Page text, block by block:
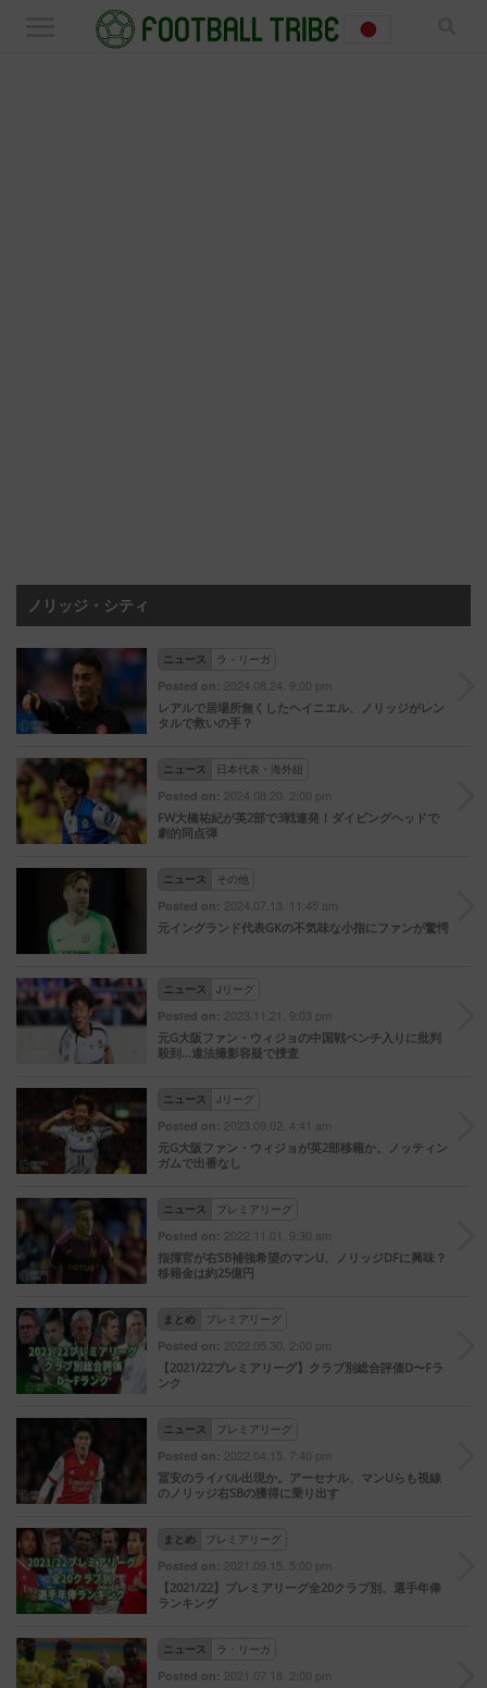
ノリッジ・シティ
ニュース ラ・リーガ
Posted on: 2024.08.24. 9:00 pm
レアルで居場所無くしたヘイニエル、ノリッジがレン
タルで救いの手？
ニュース 日本代表・海外組
Posted on: 2024.08.20. 2:00 pm
FW大橋祐紀が英2部で3戦連発！ダイビングヘッドで
劇的同点弾
ニュース その他
Posted on: 2024.07.13. 11:45 am
元イングランド代表GKの不気味な小指にファンが驚愕
ニュース Jリーグ
Posted on: 2023.11.21. 9:03 pm
元G大阪ファン・ウィジョの中国戦ベンチ入りに批判
殺到…違法撮影容疑で捜査
ニュース Jリーグ
Posted on: 2023.09.02. 4:41 am
元G大阪ファン・ウィジョが英2部移籍か。ノッティン
ガムで出番なし
ニュース プレミアリーグ
Posted on: 2022.11.01. 9:30 am
指揮官が右SB補強希望のマンU、ノリッジDFに興味？
移籍金は約25億円
まとめ プレミアリーグ
Posted on: 2022.05.30. 2:00 pm
【2021/22プレミアリーグ】クラブ別総合評価D〜Fラ
ンク
ニュース プレミアリーグ
Posted on: 2022.04.15. 7:40 pm
冨安のライバル出現か。アーセナル、マンUらも視線
のノリッジ右SBの獲得に乗り出す
まとめ プレミアリーグ
Posted on: 2021.09.15. 5:00 pm
【2021/22】プレミアリーグ全20クラブ別、選手年俸
ランキング
ニュース ラ・リーガ
Posted on: 2021.07.18. 2:00 pm